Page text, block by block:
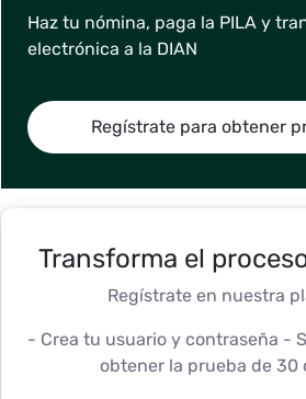
Haz tu nómina, paga la PILA y
electrónica a la DIAN
Regístrate para obtener
Transforma el
Regístrate en nuestra
- Crea tu usuario y contraseña -
obtener la prueba de 30